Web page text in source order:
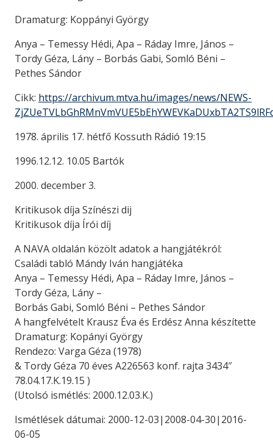
Dramaturg: Koppányi György
Anya – Temessy Hédi, Apa – Ráday Imre, János –
Tordy Géza, Lány – Borbás Gabi, Somló Béni –
Pethes Sándor
Cikk: https://archivum.mtva.hu/images/news/NEWS-
1978. április 17. hétfő Kossuth Rádió 19:15
1996.12.12. 10.05 Bartók
2000. december 3.
Kritikusok díja Színészi dij
Kritikusok díja Írói díj
A NAVA oldalán közölt adatok a hangjátékról:
Családi tabló Mándy Iván hangjátéka
Anya – Temessy Hédi, Apa – Ráday Imre, János –
Tordy Géza, Lány –
Borbás Gabi, Somló Béni – Pethes Sándor
A hangfelvételt Krausz Éva és Erdész Anna készítette
Dramaturg: Kopányi György
Rendezo: Varga Géza (1978)
& Tordy Géza 70 éves A226563 konf. rajta 3434″
78.04.17.K.19.15 )
(Utolsó ismétlés: 2000.12.03.K.)
Ismétlések dátumai: 2000-12-03|2008-04-30|2016-
06-05